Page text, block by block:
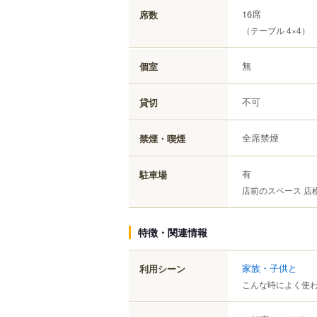
席数 16席
（テーブル 4×4）
個室 無
貸切 不可
禁煙・喫煙 全席禁煙
駐車場 有
店前のスペース 店
特徴・関連情報
利用シーン 家族・子供と
こんな時によく使